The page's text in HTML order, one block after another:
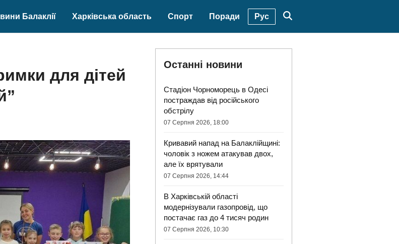
Балаклії Харківська область Спорт Поради Рус
для дітей
Останні новини
Стадіон Чорноморець в Одесі
постраждав від російського
обстрілу
07 Серпня 2026, 18:00
Кривавий напад на Балаклійщині:
чоловік з ножем атакував двох,
але їх врятували
07 Серпня 2026, 14:44
В Харківській області
модернізували газопровід, що
постачає газ до 4 тисяч родин
07 Серпня 2026, 10:30